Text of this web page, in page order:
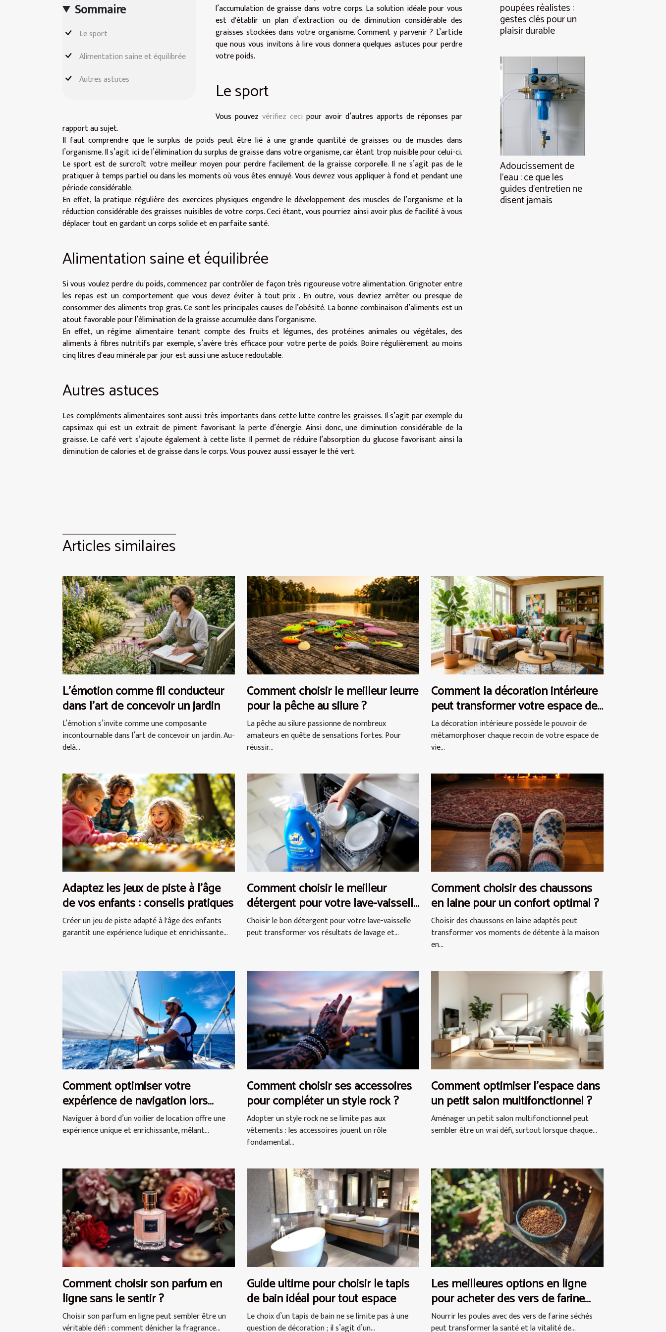
Sommaire
Le sport
Alimentation saine et équilibrée
Autres astuces
l’accumulation de graisse dans votre corps. La solution idéale pour vous
est d'établir un plan d’extraction ou de diminution considérable des
graisses stockées dans votre organisme. Comment y parvenir ? L’article
que nous vous invitons à lire vous donnera quelques astuces pour perdre
votre poids.
Le sport
Vous pouvez vérifiez ceci pour avoir d’autres apports de réponses par
rapport au sujet.
Il faut comprendre que le surplus de poids peut être lié à une grande quantité de graisses ou de muscles dans
l’organisme. Il s’agit ici de l’élimination du surplus de graisse dans votre organisme, car étant trop nuisible pour celui-ci.
Le sport est de surcroît votre meilleur moyen pour perdre facilement de la graisse corporelle. Il ne s’agit pas de le
pratiquer à temps partiel ou dans les moments où vous êtes ennuyé. Vous devrez vous appliquer à fond et pendant une
période considérable.
En effet, la pratique régulière des exercices physiques engendre le développement des muscles de l’organisme et la
réduction considérable des graisses nuisibles de votre corps. Ceci étant, vous pourriez ainsi avoir plus de facilité à vous
déplacer tout en gardant un corps solide et en parfaite santé.
Alimentation saine et équilibrée
Si vous voulez perdre du poids, commencez par contrôler de façon très rigoureuse votre alimentation. Grignoter entre
les repas est un comportement que vous devez éviter à tout prix . En outre, vous devriez arrêter ou presque de
consommer des aliments trop gras. Ce sont les principales causes de l’obésité. La bonne combinaison d’aliments est un
atout favorable pour l’élimination de la graisse accumulée dans l’organisme.
En effet, un régime alimentaire tenant compte des fruits et légumes, des protéines animales ou végétales, des
aliments à fibres nutritifs par exemple, s’avère très efficace pour votre perte de poids. Boire régulièrement au moins
cinq litres d'eau minérale par jour est aussi une astuce redoutable.
Autres astuces
Les compléments alimentaires sont aussi très importants dans cette lutte contre les graisses. Il s’agit par exemple du
capsimax qui est un extrait de piment favorisant la perte d’énergie. Ainsi donc, une diminution considérable de la
graisse. Le café vert s’ajoute également à cette liste. Il permet de réduire l’absorption du glucose favorisant ainsi la
diminution de calories et de graisse dans le corps. Vous pouvez aussi essayer le thé vert.
poupées réalistes :
gestes clés pour un
plaisir durable
Adoucissement de
l’eau : ce que les
guides d’entretien ne
disent jamais
Articles similaires
L’émotion comme fil conducteur
dans l’art de concevoir un jardin
L’émotion s’invite comme une composante
incontournable dans l’art de concevoir un jardin. Au-
delà...
Comment choisir le meilleur leurre
pour la pêche au silure ?
La pêche au silure passionne de nombreux
amateurs en quête de sensations fortes. Pour
réussir...
Comment la décoration intérieure
peut transformer votre espace de
vie ?
La décoration intérieure possède le pouvoir de
métamorphoser chaque recoin de votre espace de
vie...
Adaptez les jeux de piste à l'âge
de vos enfants : conseils pratiques
Créer un jeu de piste adapté à l'âge des enfants
garantit une expérience ludique et enrichissante...
Comment choisir le meilleur
détergent pour votre lave-vaisselle
?
Choisir le bon détergent pour votre lave-vaisselle
peut transformer vos résultats de lavage et...
Comment choisir des chaussons
en laine pour un confort optimal ?
Choisir des chaussons en laine adaptés peut
transformer vos moments de détente à la maison
en...
Comment optimiser votre
expérience de navigation lors
d'une location de voilier ?
Naviguer à bord d’un voilier de location offre une
expérience unique et enrichissante, mêlant...
Comment choisir ses accessoires
pour compléter un style rock ?
Adopter un style rock ne se limite pas aux
vêtements : les accessoires jouent un rôle
fondamental...
Comment optimiser l'espace dans
un petit salon multifonctionnel ?
Aménager un petit salon multifonctionnel peut
sembler être un vrai défi, surtout lorsque chaque...
Comment choisir son parfum en
ligne sans le sentir ?
Choisir son parfum en ligne peut sembler être un
véritable défi : comment dénicher la fragrance...
Guide ultime pour choisir le tapis
de bain idéal pour tout espace
Le choix d’un tapis de bain ne se limite pas à une
question de décoration ; il s’agit d’un...
Les meilleures options en ligne
pour acheter des vers de farine
séchés pour les poules
Nourrir les poules avec des vers de farine séchés
peut transformer la santé et la vitalité de...